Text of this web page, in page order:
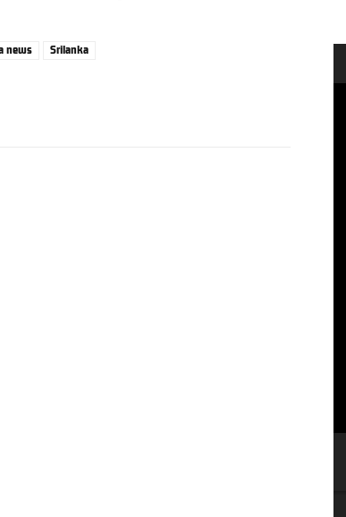
news Srilanka